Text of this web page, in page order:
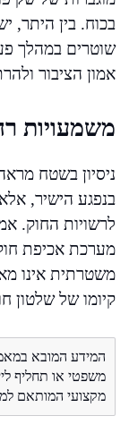
בכוח. בין היתר,
שוטרים במהלך
אמון הציבור
משמעויות
ניסיון בשטח
בנפגע הישיר,
לרשויות החוק.
מערכת אכיפת
משטרתית אינו
קיומו של שלטון
המידע המובא
משפטי או תחליף
מקצועי המותאם